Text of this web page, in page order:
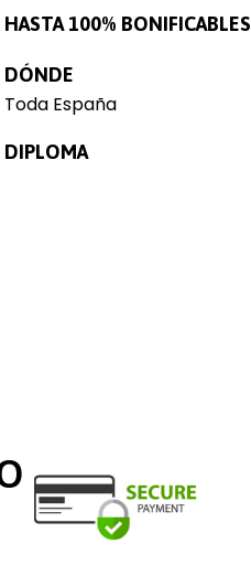
HASTA 100% BONIFICABLES
DÓNDE
Toda España
DIPLOMA